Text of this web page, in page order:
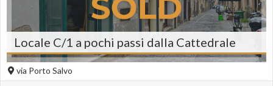
Locale C/1 a pochi passi dalla Cattedrale
via Porto Salvo